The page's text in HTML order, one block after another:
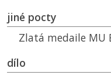
jiné pocty
Zlatá medaile MU
dílo